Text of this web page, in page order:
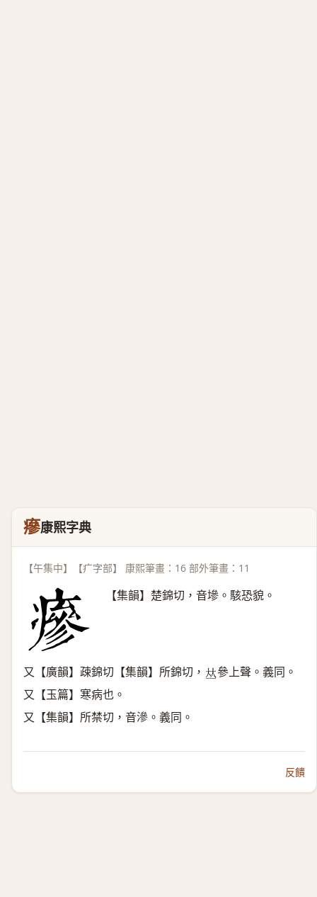
瘮康熙字典
【午集中】【疒字部】 康熙筆畫：16 部外筆畫：11
【集韻】楚錦切，音墋。駭恐貌。
又【廣韻】疎錦切【集韻】所錦切， 𠀤參上聲。義同。
又【玉篇】寒病也。
又【集韻】所禁切，音滲。義同。
反饋